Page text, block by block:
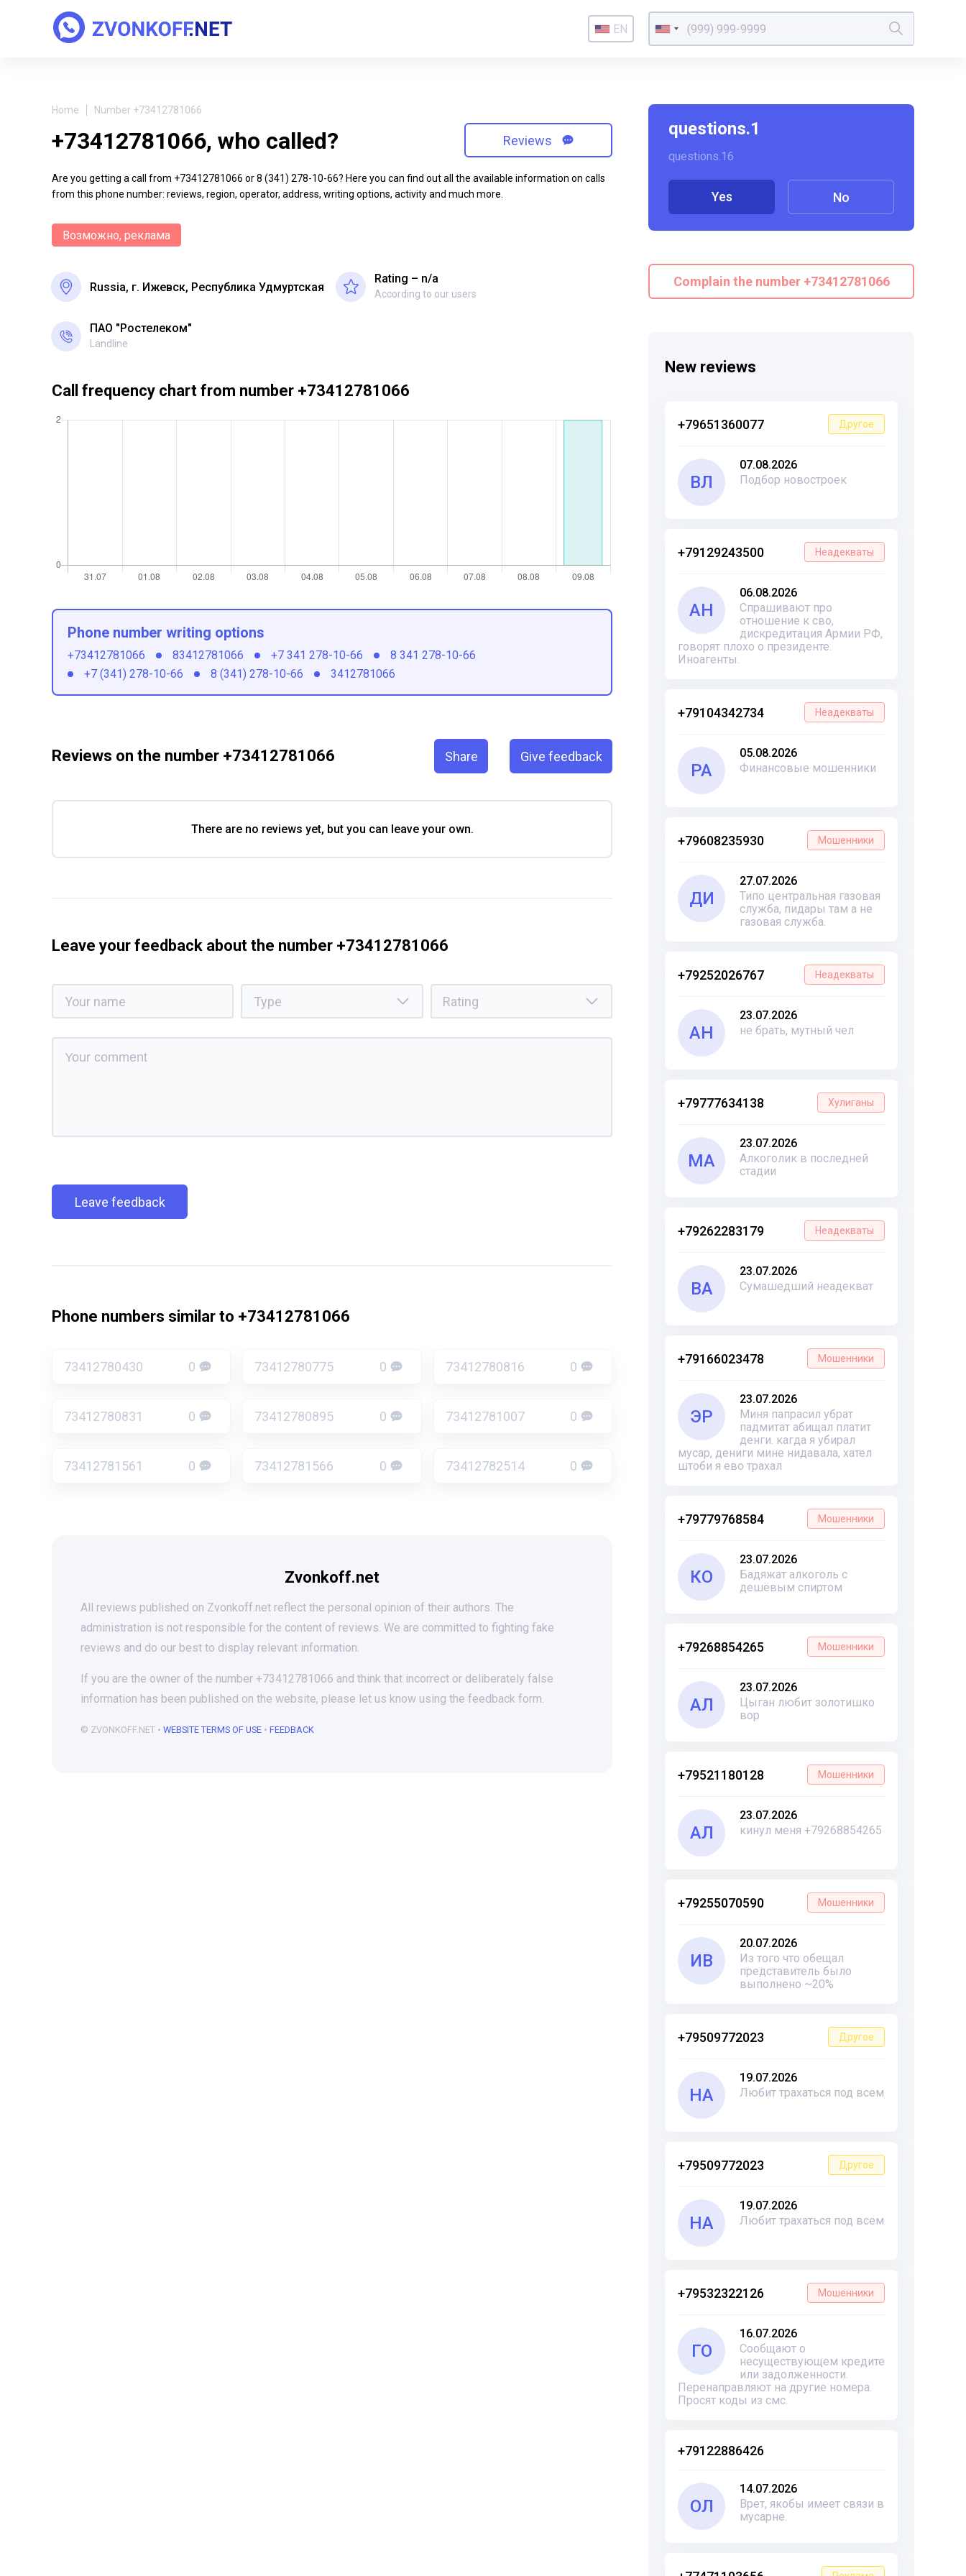
EN
Home Number +73412781066
+73412781066, who called? Reviews
Are you getting a call from +73412781066 or 8 (341) 278-10-66? Here you can find out all the available information on calls
from this phone number: reviews, region, operator, address, writing options, activity and much more.
Возможно, реклама
Russia, г. Ижевск, Республика Удмуртская
Rating – n/a
According to our users
ПАО "Ростелеком"
Landline
questions.1
questions.16
Yes No
Complain the number +73412781066
New reviews
+79651360077 Другое
ВЛ
07.08.2026
Подбор новостроек
+79129243500 Неадекваты
АН
06.08.2026
Спрашивают про
отношение к сво,
дискредитация Армии РФ,
говорят плохо о президенте.
Иноагенты.
+79104342734 Неадекваты
РА
05.08.2026
Финансовые мошенники
+79608235930 Мошенники
ДИ
27.07.2026
Типо центральная газовая
служба, пидары там а не
газовая служба.
+79252026767 Неадекваты
АН
23.07.2026
не брать, мутный чел
+79777634138 Хулиганы
МА
23.07.2026
Алкоголик в последней
стадии
+79262283179 Неадекваты
ВА
23.07.2026
Сумашедший неадекват
+79166023478 Мошенники
ЭР
23.07.2026
Миня папрасил убрат
падмитат абищал платит
денги. кагда я убирал
мусар, дениги мине нидавала, хател
штоби я ево трахал
+79779768584 Мошенники
КО
23.07.2026
Бадяжат алкоголь с
дешёвым спиртом
+79268854265 Мошенники
АЛ
23.07.2026
Цыган любит золотишко
вор
+79521180128 Мошенники
АЛ
23.07.2026
кинул меня +79268854265
+79255070590 Мошенники
ИВ
20.07.2026
Из того что обещал
представитель было
выполнено ~20%
+79509772023 Другое
НА
19.07.2026
Любит трахаться под всем
+79509772023 Другое
НА
19.07.2026
Любит трахаться под всем
+79532322126 Мошенники
ГО
16.07.2026
Сообщают о
несуществующем кредите
или задолженности.
Перенаправляют на другие номера.
Просят коды из смс.
+79122886426
ОЛ
14.07.2026
Врет, якобы имеет связи в
мусарне.
Call frequency chart from number +73412781066
Phone number writing options
+73412781066 83412781066 +7 341 278-10-66
8 341 278-10-66
+7 (341) 278-10-66
8 (341) 278-10-66 3412781066
Reviews on the number +73412781066 Share Give feedback
There are no reviews yet, but you can leave your own.
Leave your feedback about the number +73412781066
Leave feedback
Phone numbers similar to +73412781066
73412780430 0 73412780775 0 73412780816 0
73412780831 0 73412780895 0 73412781007 0
73412781561 0 73412781566 0 73412782514 0
Zvonkoff.net
All reviews published on Zvonkoff.net reflect the personal opinion of their authors. The
administration is not responsible for the content of reviews. We are committed to fighting fake
reviews and do our best to display relevant information.
If you are the owner of the number +73412781066 and think that incorrect or deliberately false
information has been published on the website, please let us know using the feedback form.
© ZVONKOFF.NET • WEBSITE TERMS OF USE • FEEDBACK